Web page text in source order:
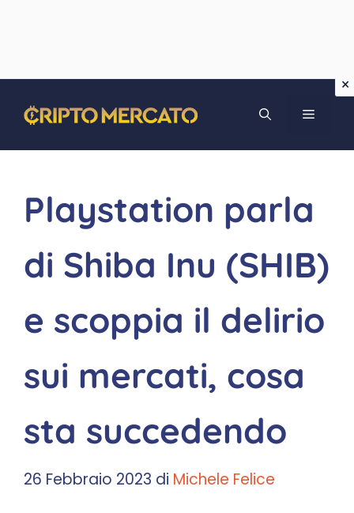
contenuto
MENU
Playstation parla
di Shiba Inu (SHIB)
e scoppia il delirio
sui mercati, cosa
sta succedendo
26 Febbraio 2023 di Michele Felice